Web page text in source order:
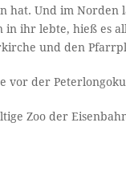
hat. Und im Norden
ihr lebte, hieß es
und den
vor der
Zoo der